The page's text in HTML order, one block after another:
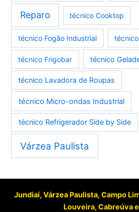
Reparo técnico Cooktop
técnico Fogão Industrial
técnico Frigobar técnico
técnico Lavadora de Roupas
técnico Micro-ondas Industrial
técnico Refrigerador Side by Side
Várzea Paulista
Jundiaí, Várzea Paulista, Campo
Louveira, Cabreúva